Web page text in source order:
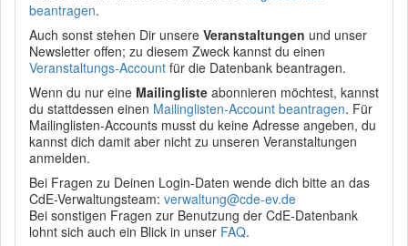
beantragen.
Auch sonst stehen Dir unsere Veranstaltungen und unser
Newsletter offen; zu diesem Zweck kannst du einen
Veranstaltungs-Account für die Datenbank beantragen.
Wenn du nur eine Mailingliste abonnieren möchtest, kannst
du stattdessen einen Mailinglisten-Account beantragen. Für
Mailinglisten-Accounts musst du keine Adresse angeben, du
kannst dich damit aber nicht zu unseren Veranstaltungen
anmelden.
Bei Fragen zu Deinen Login-Daten wende dich bitte an das
CdE-Verwaltungsteam: verwaltung@cde-ev.de
Bei sonstigen Fragen zur Benutzung der CdE-Datenbank
lohnt sich auch ein Blick in unser FAQ.